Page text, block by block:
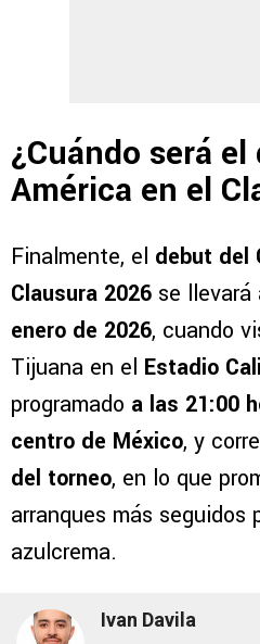
¿Cuándo será
América en el
Finalmente, el debut del
Clausura 2026 se llevará
enero de 2026, cuando
Tijuana en el Estadio
programado a las 21:00
centro de México, y
del torneo, en lo que
arranques más seguidos
azulcrema.
Ivan Davila